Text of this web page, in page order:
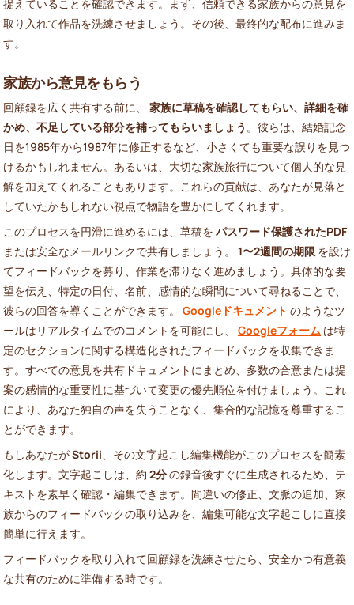
捉えていることを確認できます。まず、信頼できる家族からの意見を
取り入れて作品を洗練させましょう。その後、最終的な配布に進みま
す。
家族から意見をもらう
回顧録を広く共有する前に、 家族に草稿を確認してもらい、詳細を確
かめ、不足している部分を補ってもらいましょう 。彼らは、結婚記念
日を1985年から1987年に修正するなど、小さくても重要な誤りを見つ
けるかもしれません。あるいは、大切な家族旅行について個人的な見
解を加えてくれることもあります。これらの貢献は、あなたが見落と
していたかもしれない視点で物語を豊かにしてくれます。
このプロセスを円滑に進めるには、草稿を パスワード保護されたPDF
または安全なメールリンクで共有しましょう。 1〜2週間の期限 を設け
てフィードバックを募り、作業を滞りなく進めましょう。具体的な要
望を伝え、特定の日付、名前、感情的な瞬間について尋ねることで、
彼らの回答を導くことができます。 Googleドキュメント のようなツ
ールはリアルタイムでのコメントを可能にし、 Googleフォーム は特
定のセクションに関する構造化されたフィードバックを収集できま
す。すべての意見を共有ドキュメントにまとめ、多数の合意または提
案の感情的な重要性に基づいて変更の優先順位を付けましょう。これ
により、あなた独自の声を失うことなく、集合的な記憶を尊重するこ
とができます。
もしあなたがStorii、その文字起こし編集機能がこのプロセスを簡素
化します。文字起こしは、約 2分の録音後すぐに生成されるため、テ
キストを素早く確認・編集できます。間違いの修正、文脈の追加、家
族からのフィードバックの取り込みを、編集可能な文字起こしに直接
簡単に行えます。
フィードバックを取り入れて回顧録を洗練させたら、安全かつ有意義
な共有のために準備する時です。